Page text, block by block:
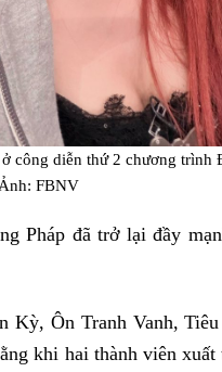
công diễn thứ 2 chương trình
Ảnh: FBNV
Pháp đã trở lại đầy
Ôn Tranh Vanh,
khi hai thành viên